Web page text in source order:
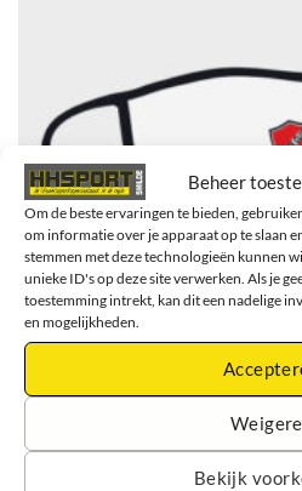
Beheer
Om de beste ervaringen te bieden,
om informatie over je apparaat op te slaan
stemmen met deze technologieën kunnen
unieke ID's op deze site verwerken. Als je
toestemming intrekt, kan dit een nadelige
en mogelijkheden.
Bekijk